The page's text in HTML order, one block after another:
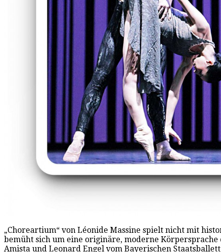
„Choreartium“ von Léonide Massine spielt nicht mit
bemüht sich um eine originäre, moderne Körpersprache
Amista und Leonard Engel vom Bayerischen